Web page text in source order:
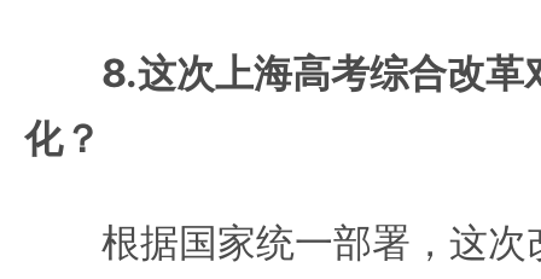
8.这次上海高考综合改革
化？
根据国家统一部署，这次